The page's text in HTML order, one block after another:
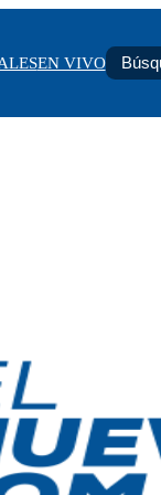
EN VIVO